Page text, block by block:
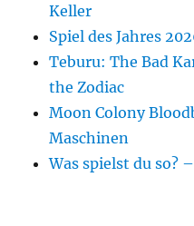
Keller
Spiel des Jahres
Teburu: The Bad
the Zodiac
Moon Colony
Maschinen
Was spielst du so?